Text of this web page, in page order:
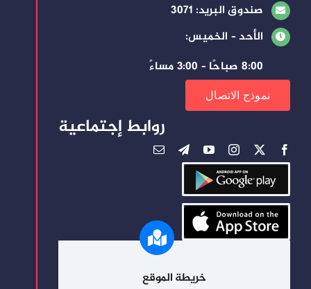
صندوق البريد: 3071
الأحد – الخميس:
8:00 صباحًا – 3:00 مساءً
نموذج الاتصال
روابط إجتماعية
خريطة الموقع